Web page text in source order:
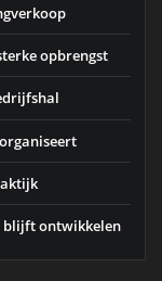
opbrengst
blijft ontwikkelen